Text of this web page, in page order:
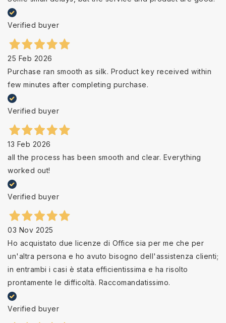
Verified buyer
25 Feb 2026
Purchase ran smooth as silk. Product key received within
few minutes after completing purchase.
Verified buyer
13 Feb 2026
all the process has been smooth and clear. Everything
worked out!
Verified buyer
03 Nov 2025
Ho acquistato due licenze di Office sia per me che per
un'altra persona e ho avuto bisogno dell'assistenza clienti;
in entrambi i casi è stata efficientissima e ha risolto
prontamente le difficoltà. Raccomandatissimo.
Verified buyer